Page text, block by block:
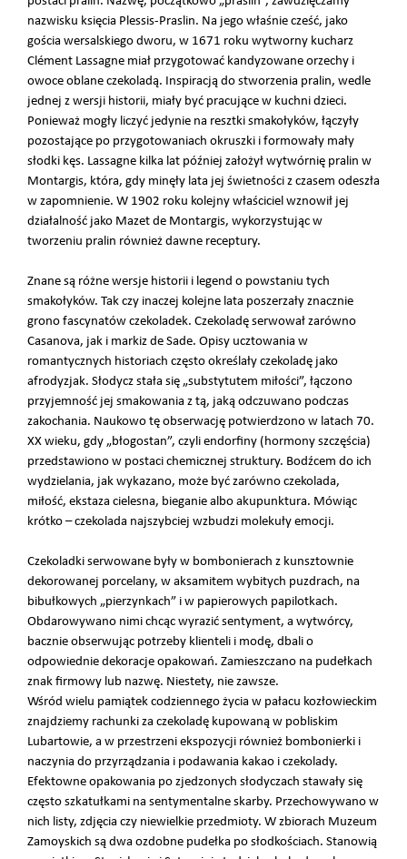
nazwisku księcia Plessis-Praslin. Na jego właśnie cześć, jako
gościa wersalskiego dworu, w 1671 roku wytworny kucharz
Clément Lassagne miał przygotować kandyzowane orzechy i
owoce oblane czekoladą. Inspiracją do stworzenia pralin, wedle
jednej z wersji historii, miały być pracujące w kuchni dzieci.
Ponieważ mogły liczyć jedynie na resztki smakołyków, łączyły
pozostające po przygotowaniach okruszki i formowały mały
słodki kęs. Lassagne kilka lat później założył wytwórnię pralin w
Montargis, która, gdy minęły lata jej świetności z czasem odeszła
w zapomnienie. W 1902 roku kolejny właściciel wznowił jej
działalność jako Mazet de Montargis, wykorzystując w
tworzeniu pralin również dawne receptury.
Znane są różne wersje historii i legend o powstaniu tych
smakołyków. Tak czy inaczej kolejne lata poszerzały znacznie
grono fascynatów czekoladek. Czekoladę serwował zarówno
Casanova, jak i markiz de Sade. Opisy ucztowania w
romantycznych historiach często określały czekoladę jako
afrodyzjak. Słodycz stała się „substytutem miłości”, łączono
przyjemność jej smakowania z tą, jaką odczuwano podczas
zakochania. Naukowo tę obserwację potwierdzono w latach 70.
XX wieku, gdy „błogostan”, czyli endorfiny (hormony szczęścia)
przedstawiono w postaci chemicznej struktury. Bodźcem do ich
wydzielania, jak wykazano, może być zarówno czekolada,
miłość, ekstaza cielesna, bieganie albo akupunktura. Mówiąc
krótko – czekolada najszybciej wzbudzi molekuły emocji.
Czekoladki serwowane były w bombonierach z kunsztownie
dekorowanej porcelany, w aksamitem wybitych puzdrach, na
bibułkowych „pierzynkach” i w papierowych papilotkach.
Obdarowywano nimi chcąc wyrazić sentyment, a wytwórcy,
bacznie obserwując potrzeby klienteli i modę, dbali o
odpowiednie dekoracje opakowań. Zamieszczano na pudełkach
znak firmowy lub nazwę. Niestety, nie zawsze.
Wśród wielu pamiątek codziennego życia w pałacu kozłowieckim
znajdziemy rachunki za czekoladę kupowaną w pobliskim
Lubartowie, a w przestrzeni ekspozycji również bombonierki i
naczynia do przyrządzania i podawania kakao i czekolady.
Efektowne opakowania po zjedzonych słodyczach stawały się
często szkatułkami na sentymentalne skarby. Przechowywano w
nich listy, zdjęcia czy niewielkie przedmioty. W zbiorach Muzeum
Zamoyskich są dwa ozdobne pudełka po słodkościach. Stanowią